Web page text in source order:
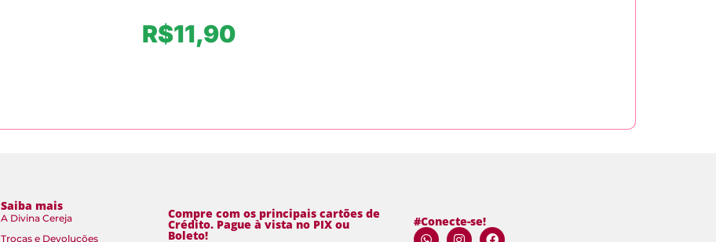
R$11,90
Saiba mais
A Divina Cereja
Trocas e Devoluções
Compre com os principais cartões de
Crédito. Pague à vista no PIX ou
Boleto!
#Conecte-se!